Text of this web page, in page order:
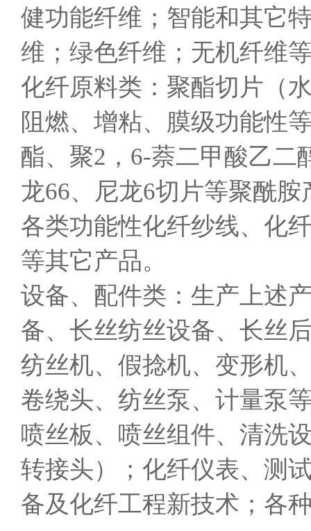
健功能纤维；智能和其它
维；绿色纤维；无机纤维
化纤原料类：聚酯切片（
阻燃、增粘、膜级功能性
酯、聚2，6-萘二甲酸乙二
龙66、尼龙6切片等聚酰
各类功能性化纤纱线、化
等其它产品。
设备、配件类：生产上述
备、长丝纺丝设备、长丝
纺丝机、假捻机、变形机
卷绕头、纺丝泵、计量泵
喷丝板、喷丝组件、清洗
转接头）；化纤仪表、测
备及化纤工程新技术；各